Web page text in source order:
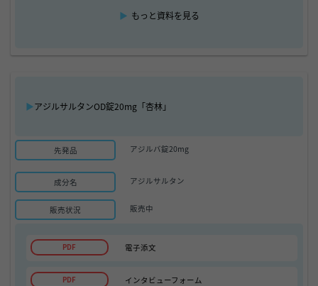
▶ もっと資料を見る
▶アジルサルタンOD錠20mg「杏林」
先発品 アジルバ錠20mg
成分名 アジルサルタン
販売状況 販売中
電子添文
インタビューフォーム